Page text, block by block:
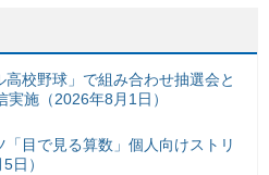
校野球」で組み合わせ抽選会と
施（2026年8月1日）
目で見る算数」個人向けストリ
日）